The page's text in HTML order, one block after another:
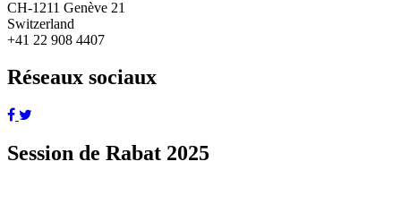
CH-1211 Genève 21
Switzerland
+41 22 908 4407
Réseaux sociaux
Session de Rabat 2025